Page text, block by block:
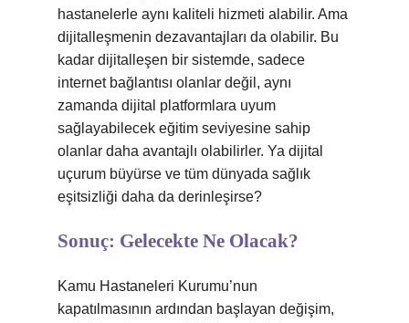
hastanelerle aynı kaliteli hizmeti alabilir. Ama
dijitalleşmenin dezavantajları da olabilir. Bu
kadar dijitalleşen bir sistemde, sadece
internet bağlantısı olanlar değil, aynı
zamanda dijital platformlara uyum
sağlayabilecek eğitim seviyesine sahip
olanlar daha avantajlı olabilirler. Ya dijital
uçurum büyürse ve tüm dünyada sağlık
eşitsizliği daha da derinleşirse?
Sonuç: Gelecekte Ne Olacak?
Kamu Hastaneleri Kurumu’nun
kapatılmasının ardından başlayan değişim,